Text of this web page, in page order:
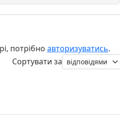
потрібно авторизуватись.
Сортувати за